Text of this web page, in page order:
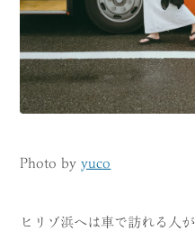
Photo byyuco
ヒリゾ浜へは車で訪れる人